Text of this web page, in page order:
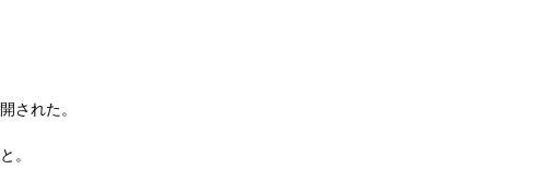
された。
。